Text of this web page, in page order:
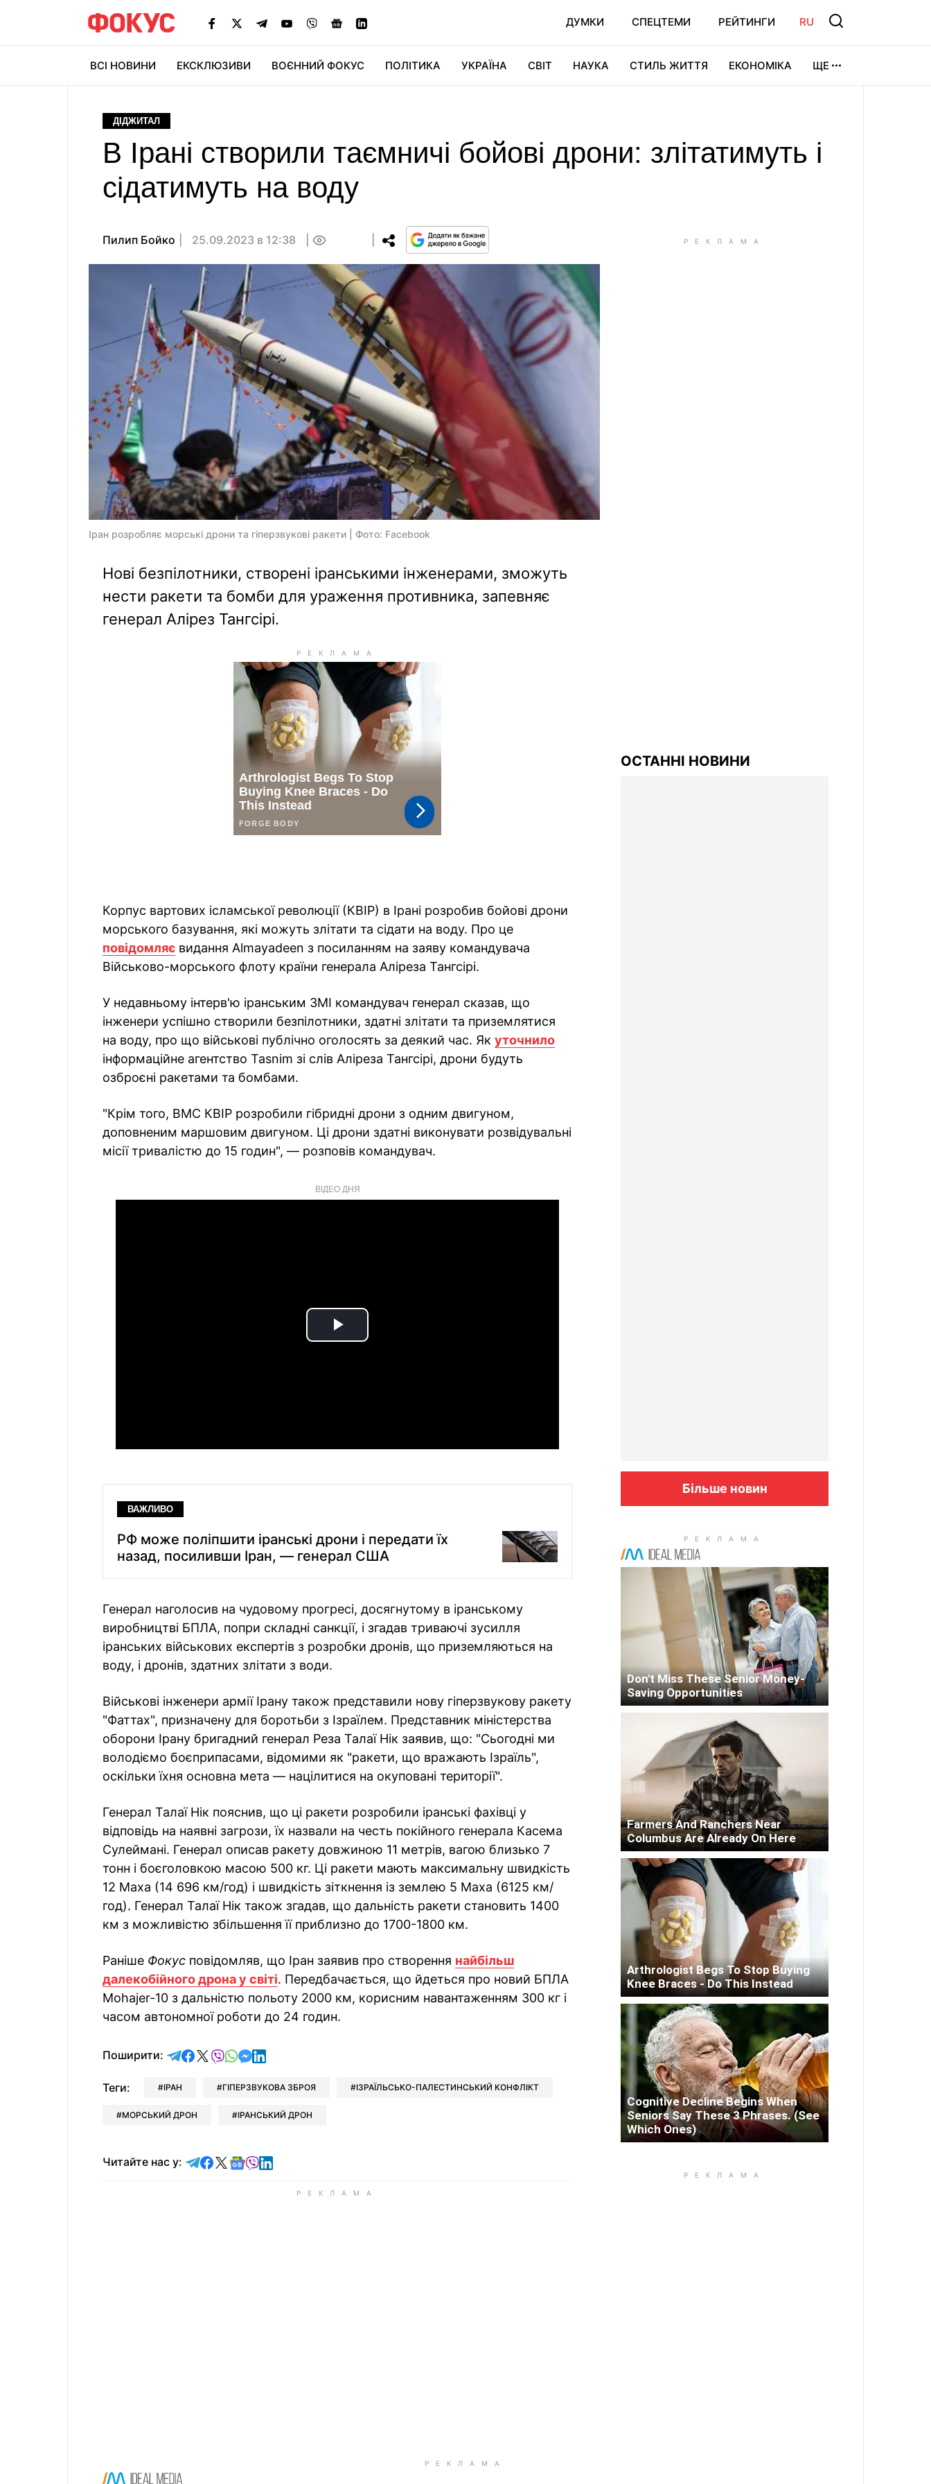
ДУМКИ СПЕЦТЕМИ РЕЙТИНГИ RU
ВСІ НОВИНИ ЕКСКЛЮЗИВИ ВОЄННИЙ ФОКУС ПОЛІТИКА УКРАЇНА СВІТ НАУКА СТИЛЬ ЖИТТЯ ЕКОНОМІКА ЩЕ
ДІДЖИТАЛ
В Ірані створили таємничі бойові дрони: злітатимуть і
сідатимуть на воду
Пилип Бойко 25.09.2023 в 12:38
Іран розробляє морські дрони та гіперзвукові ракети | Фото: Facebook
Нові безпілотники, створені іранськими інженерами, зможуть
нести ракети та бомби для ураження противника, запевняє
генерал Алірез Тангсірі.
Корпус вартових ісламської революції (КВІР) в Ірані розробив бойові дрони
морського базування, які можуть злітати та сідати на воду. Про це
повідомляє видання Almayadeen з посиланням на заяву командувача
Військово-морського флоту країни генерала Аліреза Тангсірі.
У недавньому інтерв'ю іранським ЗМІ командувач генерал сказав, що
інженери успішно створили безпілотники, здатні злітати та приземлятися
на воду, про що військові публічно оголосять за деякий час. Як уточнило
інформаційне агентство Tasnim зі слів Аліреза Тангсірі, дрони будуть
озброєні ракетами та бомбами.
"Крім того, ВМС КВІР розробили гібридні дрони з одним двигуном,
доповненим маршовим двигуном. Ці дрони здатні виконувати розвідувальні
місії тривалістю до 15 годин", — розповів командувач.
ВІДЕО ДНЯ
Play
ВАЖЛИВО
РФ може поліпшити іранські дрони і передати їх
назад, посиливши Іран, — генерал США
Генерал наголосив на чудовому прогресі, досягнутому в іранському
виробництві БПЛА, попри складні санкції, і згадав триваючі зусилля
іранських військових експертів з розробки дронів, що приземляються на
воду, і дронів, здатних злітати з води.
Військові інженери армії Ірану також представили нову гіперзвукову ракету
"Фаттах", призначену для боротьби з Ізраїлем. Представник міністерства
оборони Ірану бригадний генерал Реза Талаї Нік заявив, що: "Сьогодні ми
володіємо боєприпасами, відомими як "ракети, що вражають Ізраїль",
оскільки їхня основна мета — націлитися на окуповані території".
Генерал Талаї Нік пояснив, що ці ракети розробили іранські фахівці у
відповідь на наявні загрози, їх назвали на честь покійного генерала Касема
Сулеймані. Генерал описав ракету довжиною 11 метрів, вагою близько 7
тонн і боєголовкою масою 500 кг. Ці ракети мають максимальну швидкість
12 Маха (14 696 км/год) і швидкість зіткнення із землею 5 Маха (6125 км/
год). Генерал Талаї Нік також згадав, що дальність ракети становить 1400
км з можливістю збільшення її приблизно до 1700-1800 км.
Раніше Фокус повідомляв, що Іран заявив про створення найбільш
далекобійного дрона у світі. Передбачається, що йдеться про новий БПЛА
Mohajer-10 з дальністю польоту 2000 км, корисним навантаженням 300 кг і
часом автономної роботи до 24 годин.
Поширити: відправити у Telegram
поділитись у Facebook
поділитись у X
відправити у Viber
відправити у Whatsapp
відправити у Messenger
відправити у LinkedIn
Теги: ІРАН ГІПЕРЗВУКОВА ЗБРОЯ ІЗРАЇЛЬСЬКО-ПАЛЕСТИНСЬКИЙ КОНФЛІКТ
МОРСЬКИЙ ДРОН ІРАНСЬКИЙ ДРОН
Читайте нас у: Читайте у Telegram
Читайте у Facebook
Читайте у X
Читайте у Google news
Читайте у Viber
Читайте у LinkedIn
ОСТАННІ НОВИНИ
Більше новин
Don't Miss These Senior Money-
Saving Opportunities
Farmers And Ranchers Near
Columbus Are Already On Here
Arthrologist Begs To Stop Buying
Knee Braces - Do This Instead
Cognitive Decline Begins When
Seniors Say These 3 Phrases. (See
Which Ones)